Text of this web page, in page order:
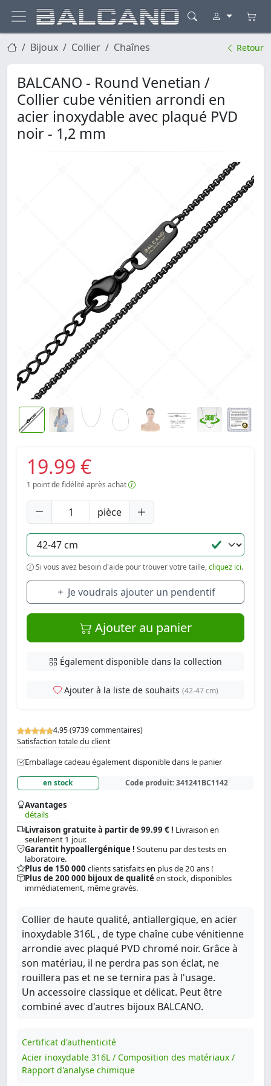
Bijoux Collier Chaînes Retour
BALCANO - Round Venetian /
Collier cube vénitien arrondi en
acier inoxydable avec plaqué PVD
noir - 1,2 mm
4.95 (9739 commentaires)
Satisfaction totale du client
Emballage cadeau également disponible dans le panier
en stock Code produit:341241BC1142
Avantages
détails
Livraison gratuite à partir de 99.99 € ! Livraison en
seulement 1 jour.
Garantit hypoallergénique ! Soutenu par des tests en
laboratoire.
Plus de 150 000 clients satisfaits en plus de 20 ans !
Plus de 200 000 bijoux de qualitéen stock, disponibles
immédiatement, même gravés.
19.99 €
1 point de fidélité après achat
pièce
Si vous avez besoin d'aide pour trouver votre taille,cliquez ici.
Je voudrais ajouter un pendentif
Ajouter au panier
Également disponible dans la collection
Ajouter à la liste de souhaits (42-47 cm)
Collier de haute qualité, antiallergique, en acier
inoxydable 316L , de type chaîne cube vénitienne
arrondie avec plaqué PVD chromé noir. Grâce à
son matériau, il ne perdra pas son éclat, ne
rouillera pas et ne se ternira pas à l'usage.
Un accessoire classique et délicat. Peut être
combiné avec d'autres bijoux BALCANO.
Certificat d'authenticité
Acier inoxydable 316L / Composition des matériaux /
Rapport d'analyse chimique